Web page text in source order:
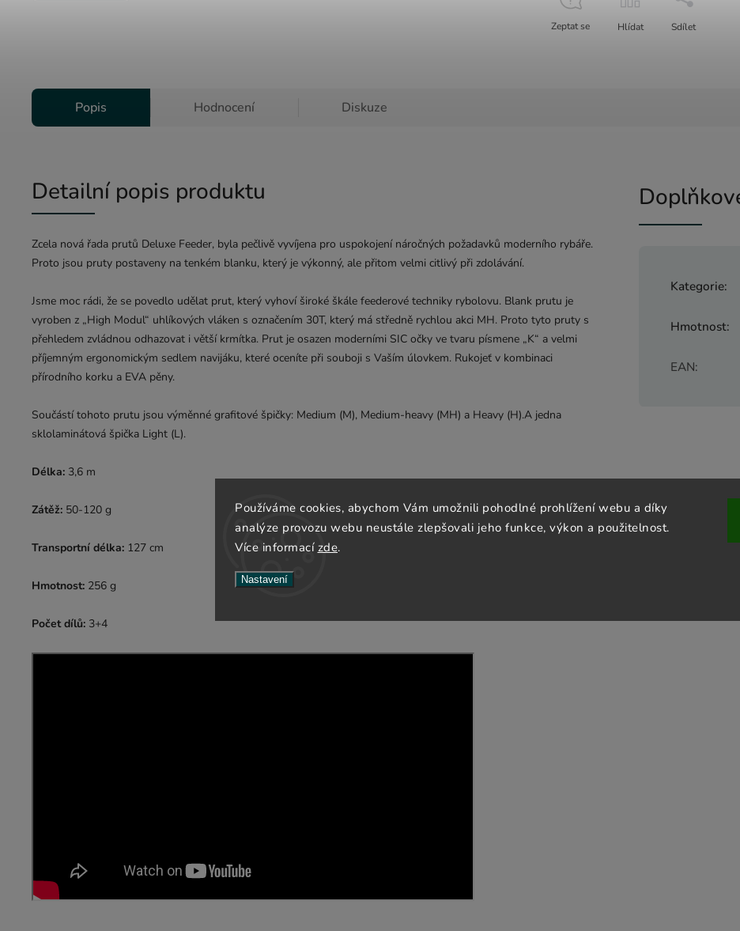
Používáme cookies, abychom Vám umožnili pohodlné prohlížení webu a díky
analýze provozu webu neustále zlepšovali jeho funkce, výkon a použitelnost.
Více informací zde.
Nastavení
Zeptat se Hlídat Sdílet
Popis Hodnocení Diskuze
Detailní popis produktu
Zcela nová řada prutů Deluxe Feeder, byla pečlivě vyvíjena pro uspokojení náročných požadavků moderního rybáře.
Proto jsou pruty postaveny na tenkém blanku, který je výkonný, ale přitom velmi citlivý při zdolávání.
Jsme moc rádi, že se povedlo udělat prut, který vyhoví široké škále feederové techniky rybolovu. Blank prutu je
vyroben z „High Modul“ uhlíkových vláken s označením 30T, který má středně rychlou akci MH. Proto tyto pruty s
přehledem zvládnou odhazovat i větší krmítka. Prut je osazen moderními SIC očky ve tvaru písmene „K“ a velmi
příjemným ergonomickým sedlem navijáku, které oceníte při souboji s Vaším úlovkem. Rukojeť v kombinaci
přírodního korku a EVA pěny.
Součástí tohoto prutu jsou výměnné grafitové špičky: Medium (M), Medium-heavy (MH) a Heavy (H).A jedna
sklolaminátová špička Light (L).
Délka: 3,6 m
Zátěž: 50-120 g
Transportní délka: 127 cm
Hmotnost: 256 g
Počet dílů: 3+4
Kategorie:
Hmotnost:
EAN: